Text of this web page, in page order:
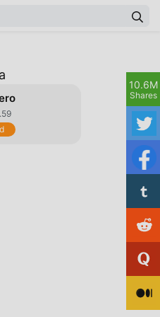
10.6M
Shares